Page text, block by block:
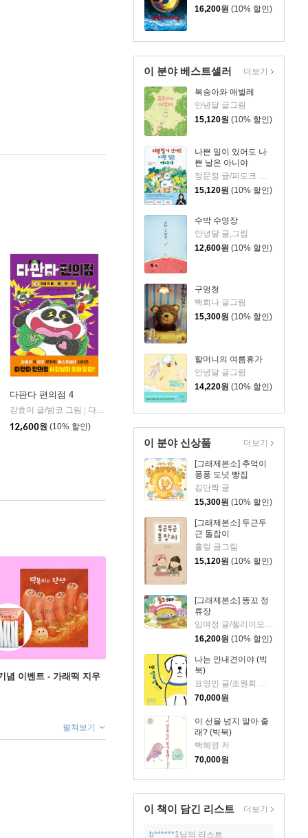
16,200원 (10% 할인)
이 분야 베스트셀러
복숭아와 애벌레
안녕달 글그림
15,120원 (10% 할인)
나쁜 일이 있어도 나
쁜 날은 아니야
정문정 글/피도크 그림/천근아 감수
15,120원 (10% 할인)
수박 수영장
안녕달 글,그림
12,600원 (10% 할인)
구멍청
백희나 글그림
15,300원 (10% 할인)
할머니의 여름휴가
안녕달 글그림
14,220원 (10% 할인)
더보기
이 분야 신상품
[그래제본소] 추억이
퐁퐁 도넛 빵집
김단짝 글
15,300원 (10% 할인)
[그래제본소] 두근두
근 돌잡이
홀링 글그림
15,120원 (10% 할인)
[그래제본소] 똥꼬 정
류장
임여정 글/젤리이모 그림
16,200원 (10% 할인)
나는 안내견이야 (빅
북)
표영민 글/조원희 그림
70,000원
이 선을 넘지 말아 줄
래? (빅북)
백혜영 저
70,000원
더보기
이 책이 담긴 리스트 더보기
b******1님의 리스트
| 토토북
다판다 편의점 4
강효미 글/밤코 그림
다산어린이
12,600원 (10% 할인)
념 이벤트 - 가래떡 지우
펼쳐보기